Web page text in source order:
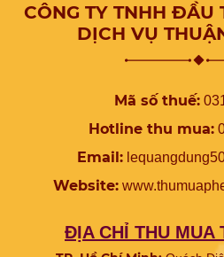
CÔNG TY TNHH ĐẦU
DỊCH VỤ
Mã số thuế:
Hotline thu mua:
Email:
Website: www.
ĐỊA CHỈ THU MUA